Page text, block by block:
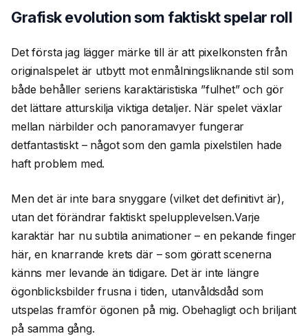
Grafisk evolution som faktiskt spelar roll
Det första jag lägger märke till är att pixelkonsten från
originalspelet är utbytt mot enmålningsliknande stil som
både behåller seriens karaktäristiska ”fulhet” och gör
det lättare atturskilja viktiga detaljer. När spelet växlar
mellan närbilder och panoramavyer fungerar
detfantastiskt – något som den gamla pixelstilen hade
haft problem med.
Men det är inte bara snyggare (vilket det definitivt är),
utan det förändrar faktiskt spelupplevelsen.Varje
karaktär har nu subtila animationer – en pekande finger
här, en knarrande krets där – som göratt scenerna
känns mer levande än tidigare. Det är inte längre
ögonblicksbilder frusna i tiden, utanvåldsdåd som
utspelas framför ögonen på mig. Obehagligt och briljant
på samma gång.